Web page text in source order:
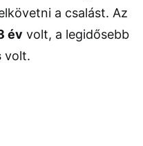
a csalást. Az
év volt, a legidősebb
volt.